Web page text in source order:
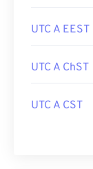
UTC A EEST
UTC A ChST
UTC A CST